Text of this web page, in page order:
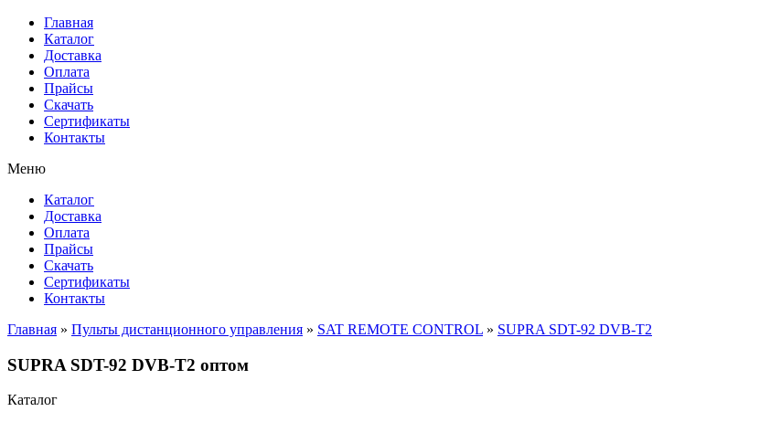
Главная
Каталог
Доставка
Оплата
Прайсы
Cкачать
Сертификаты
Контакты
Меню
Каталог
Доставка
Оплата
Прайсы
Cкачать
Сертификаты
Контакты
Главная » Пульты дистанционного управления » SAT REMOTE CONTROL » SUPRA SDT-92 DVB-T2
SUPRA SDT-92 DVB-T2 оптом
Каталог